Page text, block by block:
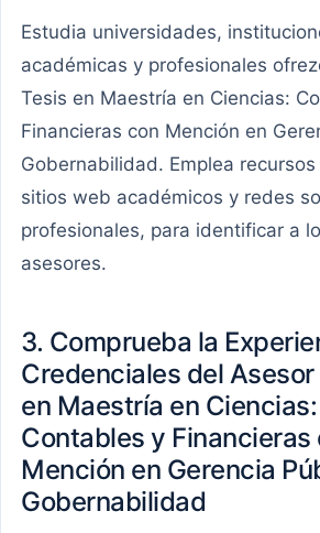
Estudia universidades,
académicas y profesionales
Tesis en Maestría en Ciencias:
Financieras con Mención en
Gobernabilidad. Emplea
sitios web académicos y redes
profesionales, para identificar a
asesores.
3. Comprueba la
Credenciales del Asesor
en Maestría en Ciencias:
Contables y Financieras
Mención en Gerencia
Gobernabilidad